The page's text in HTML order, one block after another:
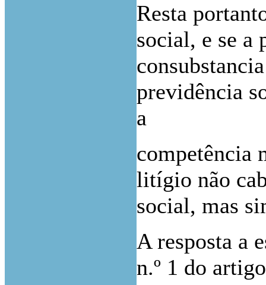
Resta
social, e se a
previdência
a
competência
litígio não
social, mas
A resposta a
n.º 1 do